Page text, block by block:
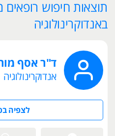
תוצאות חיפוש רופאים
באנדוקרינולוגיה
ד"ר אסף
אנדוקרינולוגיה
לצפיה